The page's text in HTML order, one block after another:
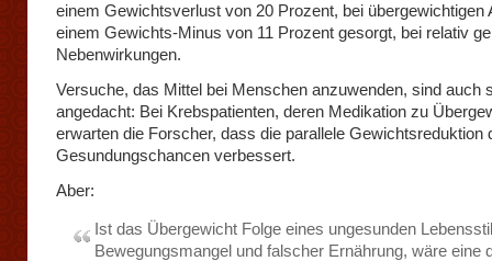
einem Gewichtsverlust von 20 Prozent, bei übergewichtigen
einem Gewichts-Minus von 11 Prozent gesorgt, bei relativ
Nebenwirkungen.
Versuche, das Mittel bei Menschen anzuwenden, sind auch
angedacht: Bei Krebspatienten, deren Medikation zu
erwarten die Forscher, dass die parallele Gewichtsreduktion
Gesundungschancen verbessert.
Aber:
Ist das Übergewicht Folge eines ungesunden
Bewegungsmangel und falscher Ernährung, wäre eine